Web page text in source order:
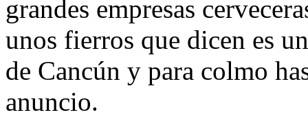
grandes empresas
unos fierros que dicen es
de Cancún y para colmo
anuncio.